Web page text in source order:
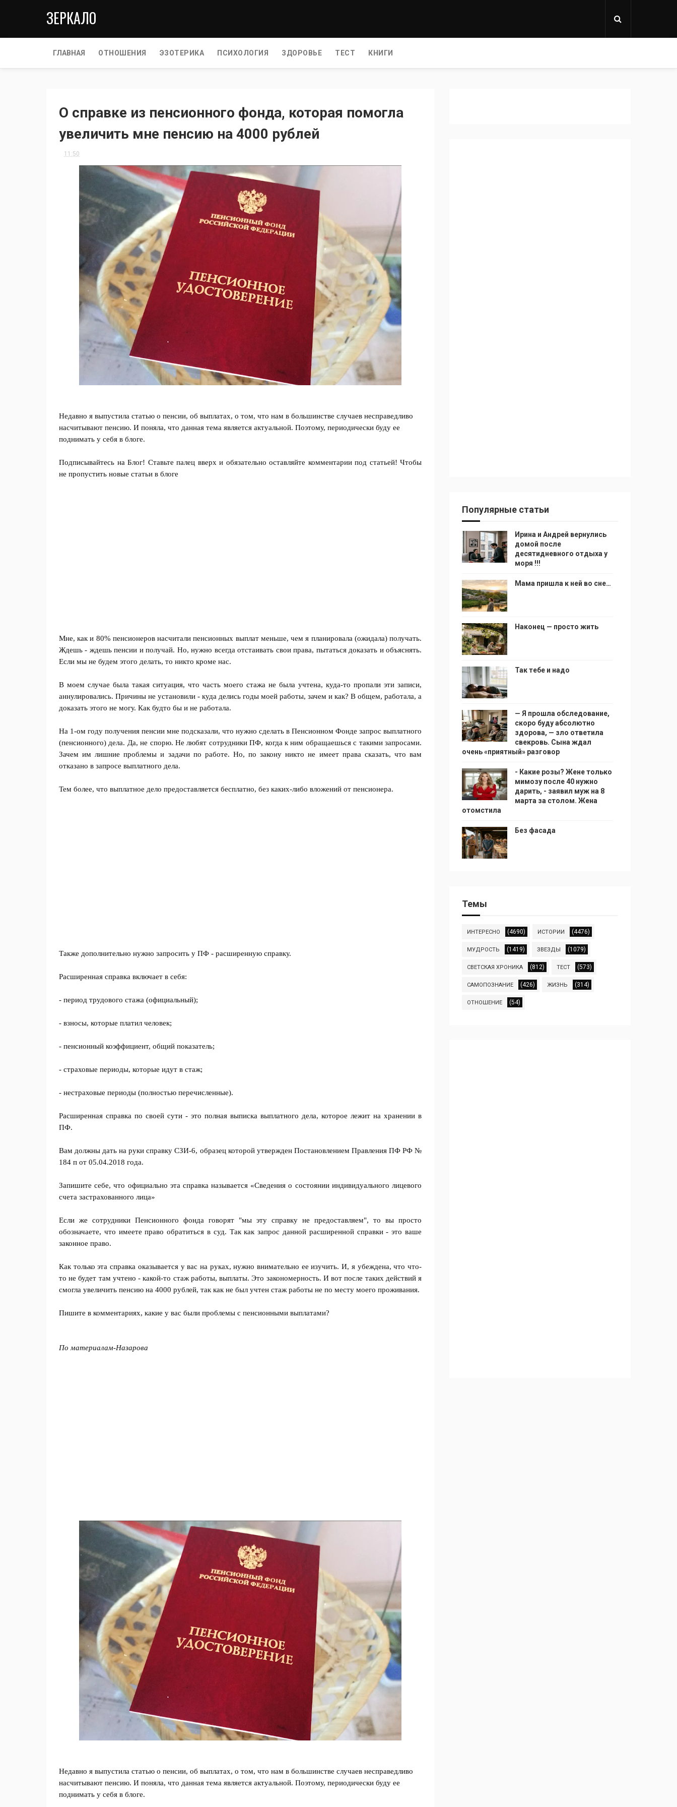
ЗЕРКАЛО
ГЛАВНАЯ ОТНОШЕНИЯ ЭЗОТЕРИКА ПСИХОЛОГИЯ ЗДОРОВЬЕ ТЕСТ КНИГИ
О справке из пенсионного фонда, которая помогла
увеличить мне пенсию на 4000 рублей
11:50
Недавно я выпустила статью о пенсии, об выплатах, о том, что нам в большинстве случаев несправедливо
насчитывают пенсию. И поняла, что данная тема является актуальной. Поэтому, периодически буду ее
поднимать у себя в блоге.
Подписывайтесь на Блог! Ставьте палец вверх и обязательно оставляйте комментарии под статьей! Чтобы
не пропустить новые статьи в блоге
Мне, как и 80% пенсионеров насчитали пенсионных выплат меньше, чем я планировала (ожидала) получать.
Ждешь - ждешь пенсии и получай. Но, нужно всегда отстаивать свои права, пытаться доказать и объяснять.
Если мы не будем этого делать, то никто кроме нас.
В моем случае была такая ситуация, что часть моего стажа не была учтена, куда-то пропали эти записи,
аннулировались. Причины не установили - куда делись годы моей работы, зачем и как? В общем, работала, а
доказать этого не могу. Как будто бы и не работала.
На 1-ом году получения пенсии мне подсказали, что нужно сделать в Пенсионном Фонде запрос выплатного
(пенсионного) дела. Да, не спорю. Не любят сотрудники ПФ, когда к ним обращаешься с такими запросами.
Зачем им лишние проблемы и задачи по работе. Но, по закону никто не имеет права сказать, что вам
отказано в запросе выплатного дела.
Тем более, что выплатное дело предоставляется бесплатно, без каких-либо вложений от пенсионера.
Также дополнительно нужно запросить у ПФ - расширенную справку.
Расширенная справка включает в себя:
- период трудового стажа (официальный);
- взносы, которые платил человек;
- пенсионный коэффициент, общий показатель;
- страховые периоды, которые идут в стаж;
- нестраховые периоды (полностью перечисленные).
Расширенная справка по своей сути - это полная выписка выплатного дела, которое лежит на хранении в
ПФ.
Вам должны дать на руки справку СЗИ-6, образец которой утвержден Постановлением Правления ПФ РФ №
184 п от 05.04.2018 года.
Запишите себе, что официально эта справка называется «Сведения о состоянии индивидуального лицевого
счета застрахованного лица»
Если же сотрудники Пенсионного фонда говорят "мы эту справку не предоставляем", то вы просто
обозначаете, что имеете право обратиться в суд. Так как запрос данной расширенной справки - это ваше
законное право.
Как только эта справка оказывается у вас на руках, нужно внимательно ее изучить. И, я убеждена, что что-
то не будет там учтено - какой-то стаж работы, выплаты. Это закономерность. И вот после таких действий я
смогла увеличить пенсию на 4000 рублей, так как не был учтен стаж работы не по месту моего проживания.
Пишите в комментариях, какие у вас были проблемы с пенсионными выплатами?
По материалам-Назарова
Недавно я выпустила статью о пенсии, об выплатах, о том, что нам в большинстве случаев несправедливо
насчитывают пенсию. И поняла, что данная тема является актуальной. Поэтому, периодически буду ее
поднимать у себя в блоге.
Популярные статьи
Ирина и Андрей вернулись
домой после
десятидневного отдыха у
моря !!!
Мама пришла к ней во сне…
Наконец — просто жить
Так тебе и надо
— Я прошла обследование,
скоро буду абсолютно
здорова, — зло ответила
свекровь. Сына ждал
очень «приятный» разговор
- Какие розы? Жене только
мимозу после 40 нужно
дарить, - заявил муж на 8
марта за столом. Жена
отомстила
Без фасада
Темы
ИНТЕРЕСНО (4690) ИСТОРИИ (4476)
МУДРОСТЬ (1419) ЗВЕЗДЫ (1079)
СВЕТСКАЯ ХРОНИКА (812) ТЕСТ (573)
САМОПОЗНАНИЕ (426) ЖИЗНЬ (314)
ОТНОШЕНИЕ (54)